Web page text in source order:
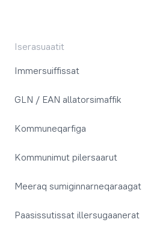
Iserasuaatit
Immersuiffissat
GLN / EAN allatorsimaffik
Kommuneqarfiga
Kommunimut pilersaarut
Meeraq sumiginnarneqaraagat
Paasissutissat illersugaanerat